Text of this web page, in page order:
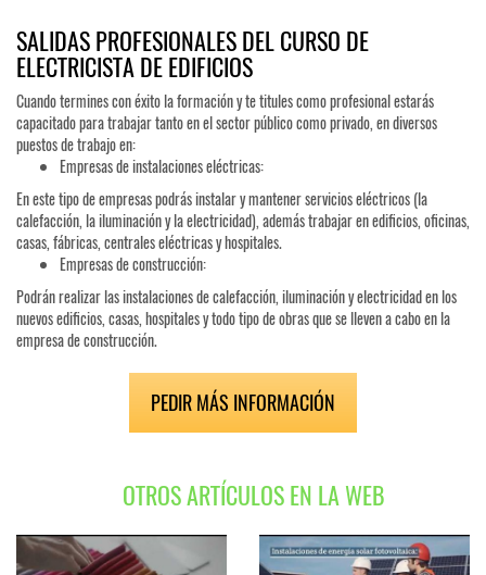
SALIDAS PROFESIONALES DEL CURSO DE
ELECTRICISTA DE EDIFICIOS
Cuando termines con éxito la formación y te titules como profesional estarás
capacitado para trabajar tanto en el sector público como privado, en diversos
puestos de trabajo en:
Empresas de instalaciones eléctricas:
En este tipo de empresas podrás instalar y mantener servicios eléctricos (la
calefacción, la iluminación y la electricidad), además trabajar en edificios, oficinas,
casas, fábricas, centrales eléctricas y hospitales.
Empresas de construcción:
Podrán realizar las instalaciones de calefacción, iluminación y electricidad en los
nuevos edificios, casas, hospitales y todo tipo de obras que se lleven a cabo en la
empresa de construcción.
PEDIR MÁS INFORMACIÓN
OTROS ARTÍCULOS EN LA WEB